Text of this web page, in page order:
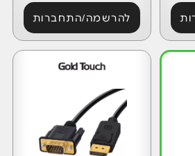
להרשמה/התחברות